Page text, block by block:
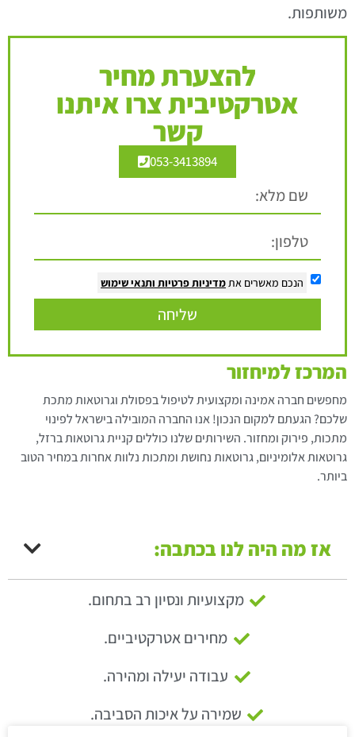
משותפות.
להצערת מחיר
אטרקטיבית צרו איתנו
קשר
053-3413894
הנכם מאשרים אתמדיניות פרטיות ותנאי שימוש
שליחה
המרכז למיחזור
מחפשים חברה אמינה ומקצועית לטיפול בפסולת וגרוטאות מתכת
שלכם? הגעתם למקום הנכון! אנו החברה המובילה בישראל לפינוי
מתכות, פירוק ומחזור. השירותים שלנו כוללים קניית גרוטאות ברזל,
גרוטאות אלומיניום, גרוטאות נחושת ומתכות נלוות אחרות במחיר הטוב
ביותר.
אז מה היה לנו בכתבה:
מקצועיות ונסיון רב בתחום.
מחירים אטרקטיביים.
עבודה יעילה ומהירה.
שמירה על איכות הסביבה.